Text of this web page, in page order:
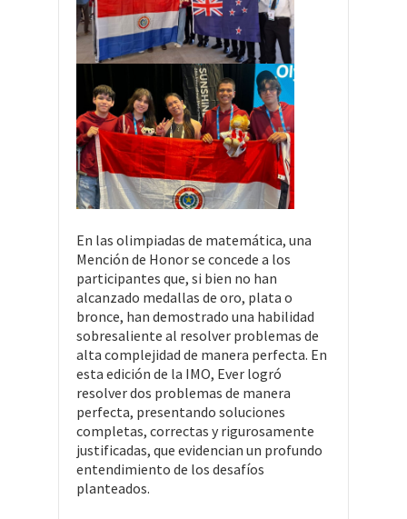
En las olimpiadas de matemática, una
Mención de Honor se concede a los
participantes que, si bien no han
alcanzado medallas de oro, plata o
bronce, han demostrado una habilidad
sobresaliente al resolver problemas de
alta complejidad de manera perfecta. En
esta edición de la IMO, Ever logró
resolver dos problemas de manera
perfecta, presentando soluciones
completas, correctas y rigurosamente
justificadas, que evidencian un profundo
entendimiento de los desafíos
planteados.